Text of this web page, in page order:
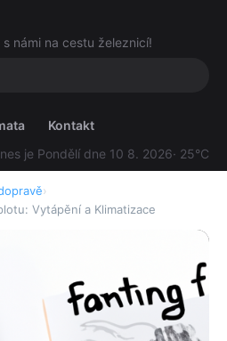
námi na cestu železnicí!
Kontakt
je Pondělí dne 10 8. 2026· 25°C
›
Vytápění a Klimatizace